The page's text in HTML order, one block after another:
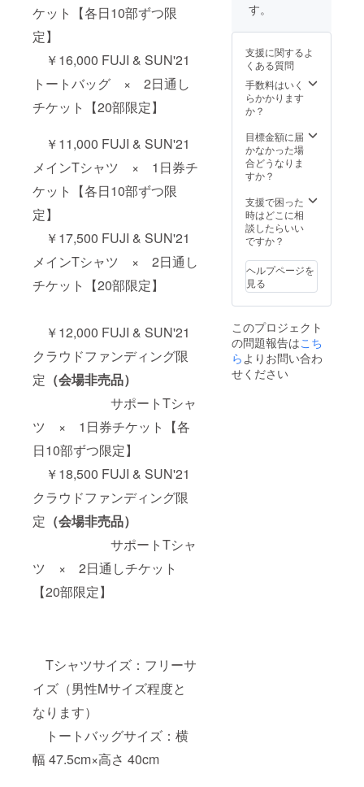
ケット【各日10部ずつ限
定】
￥16,000 FUJI & SUN'21
トートバッグ × 2日通し
チケット【20部限定】
￥11,000 FUJI & SUN'21
メインTシャツ × 1日券チ
ケット【各日10部ずつ限
定】
￥17,500 FUJI & SUN'21
メインTシャツ × 2日通し
チケット【20部限定】
￥12,000 FUJI & SUN'21
クラウドファンディング限
定 （会場非売品）
サポートTシャ
ツ × 1日券チケット【各
日10部ずつ限定】
￥18,500 FUJI & SUN'21
クラウドファンディング限
定 （会場非売品）
サポートTシャ
ツ × 2日通しチケット
【20部限定】
Tシャツサイズ：フリーサ
イズ（男性Mサイズ程度と
なります）
トートバッグサイズ：横
幅 47.5cm×高さ 40cm
し券チ
のリ
ターン
です。
誤った
てし
まって
も払い
ねます
のでご
注意下
さい。
のTシャ
ツは、
CAMPF
IRE限定
なりま
す。当
日、会
場では
販売致
す。
支援に関するよ
くある質問
手数料はいく
らかかります
か？
目標金額に届
かなかった場
合どうなりま
すか？
支援で困った
時はどこに相
談したらいい
ですか？
ヘルプページを
見る
このプロジェクト
の問題報告はこち
らよりお問い合わ
せください